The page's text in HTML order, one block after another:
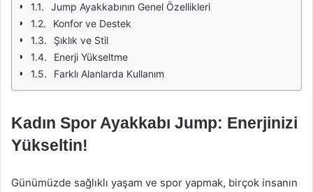
Jump Ayakkabının Genel Özellikleri
Konfor ve Destek
Şıklık ve Stil
Enerji Yükseltme
Farklı Alanlarda Kullanım
Kadın Spor Ayakkabı Jump: Enerjinizi
Yükseltin!
Günümüzde sağlıklı yaşam ve spor yapmak, birçok insanın